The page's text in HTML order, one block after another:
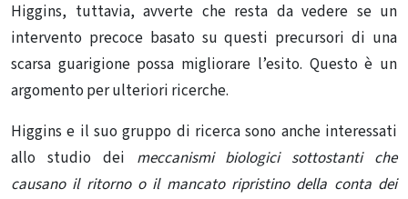
Higgins, tuttavia, avverte che resta da vedere se un
intervento precoce basato su questi precursori di una
scarsa guarigione possa migliorare l’esito. Questo è un
argomento per ulteriori ricerche.
Higgins e il suo gruppo di ricerca sono anche interessati
allo studio dei meccanismi biologici sottostanti che
causano il ritorno o il mancato ripristino della conta dei